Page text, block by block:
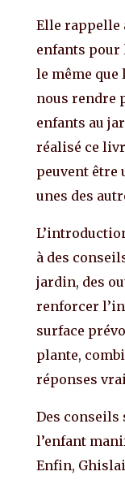
Elle rappelle
enfants pour
le même que
nous rendre
enfants au
réalisé ce
peuvent être
unes des
à des
jardin, des
renforcer
surface
plante,
réponses
Des conseils
l’enfant
Enfin,